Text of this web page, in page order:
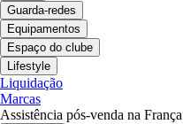
Guarda-redes
Equipamentos
Espaço do clube
Lifestyle
Liquidação
Marcas
Assistência pós-venda na França